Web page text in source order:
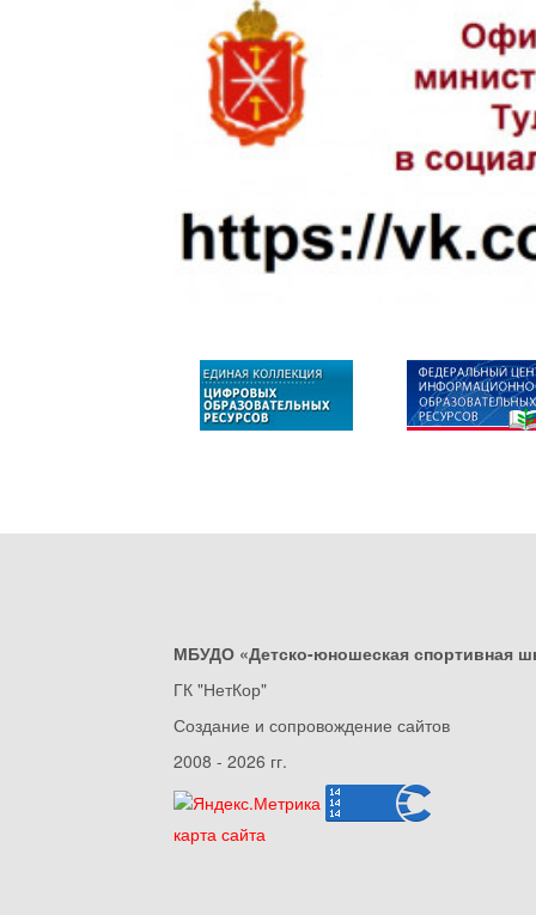
МБУДО «Детско-юношеская спортивная
ГК "НетКор"
Создание и сопровождение сайтов
2008 - 2026 гг.
карта сайта